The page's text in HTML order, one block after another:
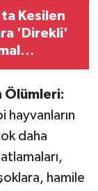
Kesilen
'Direkli'
İlginç
Ölümleri:
hayvanların
daha
hamile